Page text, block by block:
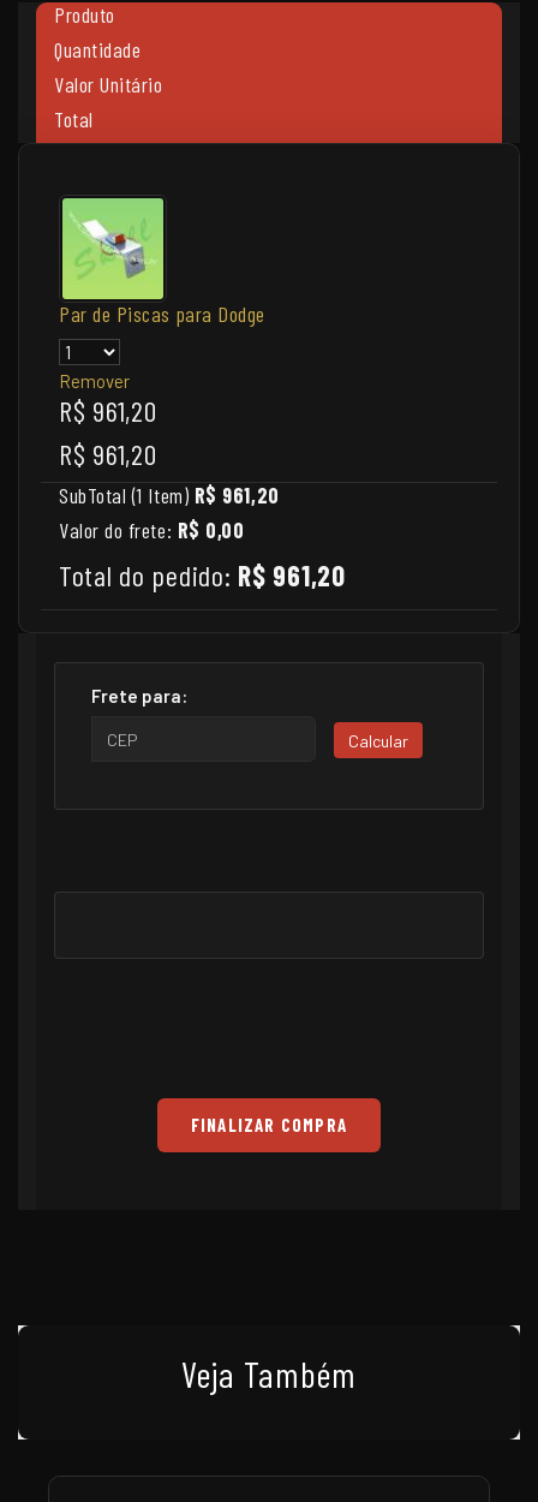
Produto
Quantidade
Valor Unitário
Total
Par de Piscas para Dodge
Remover
R$ 961,20
R$ 961,20
SubTotal (1 Item) R$ 961,20
Valor do frete: R$ 0,00
Total do pedido: R$ 961,20
Frete para:
Calcular
FINALIZAR COMPRA
Veja Também